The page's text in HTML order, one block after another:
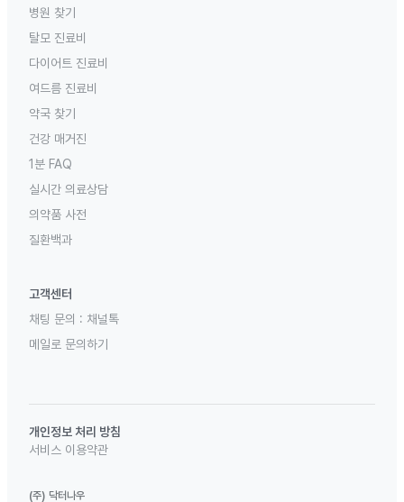
병원 찾기
탈모 진료비
다이어트 진료비
여드름 진료비
약국 찾기
건강 매거진
1분 FAQ
실시간 의료상담
의약품 사전
질환백과
고객센터
채팅 문의 : 채널톡
메일로 문의하기
개인정보 처리 방침
서비스 이용약관
(주) 닥터나우